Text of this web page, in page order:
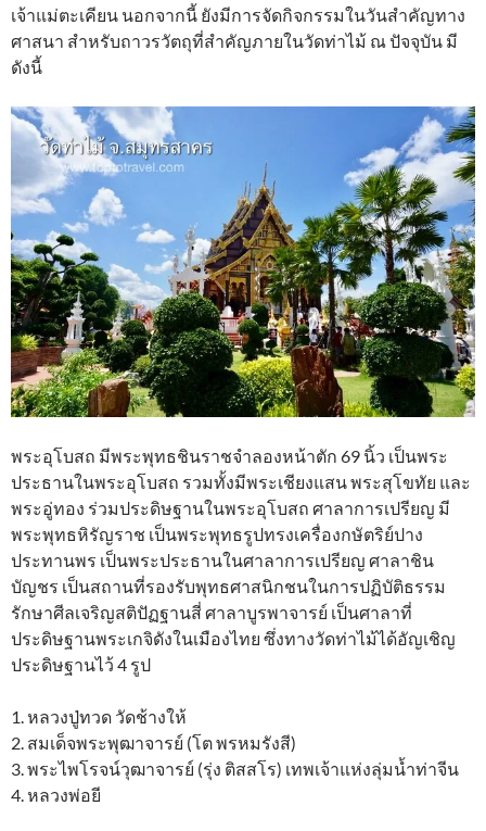
เจ้าแม่ตะเคียน นอกจากนี้ ยังมีการจัดกิจกรรมในวันสำคัญทาง
ศาสนา สำหรับถาวรวัตถุที่สำคัญภายในวัดท่าไม้ ณ ปัจจุบัน มี
ดังนี้
พระอุโบสถ มีพระพุทธชินราชจำลองหน้าตัก 69 นิ้ว เป็นพระ
ประธานในพระอุโบสถ รวมทั้งมีพระเชียงแสน พระสุโขทัย และ
พระอู่ทอง ร่วมประดิษฐานในพระอุโบสถ ศาลาการเปรียญ มี
พระพุทธหิรัญราช เป็นพระพุทธรูปทรงเครื่องกษัตริย์ปาง
ประทานพร เป็นพระประธานในศาลาการเปรียญ ศาลาชิน
บัญชร เป็นสถานที่รองรับพุทธศาสนิกชนในการปฏิบัติธรรม
รักษาศีลเจริญสติปัฏฐานสี่ ศาลาบูรพาจารย์ เป็นศาลาที่
ประดิษฐานพระเกจิดังในเมืองไทย ซึ่งทางวัดท่าไม้ได้อัญเชิญ
ประดิษฐานไว้ 4 รูป
1. หลวงปู่ทวด วัดช้างให้
2. สมเด็จพระพุฒาจารย์ (โต พรหมรังสี)
3. พระไพโรจน์วุฒาจารย์ (รุ่ง ติสสโร) เทพเจ้าแห่งลุ่มน้ำท่าจีน
4. หลวงพ่อยี